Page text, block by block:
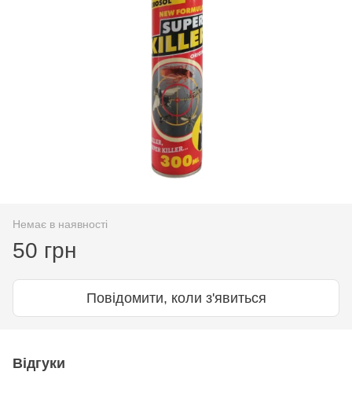
Немає в наявності
50 грн
Повідомити, коли з'явиться
Відгуки